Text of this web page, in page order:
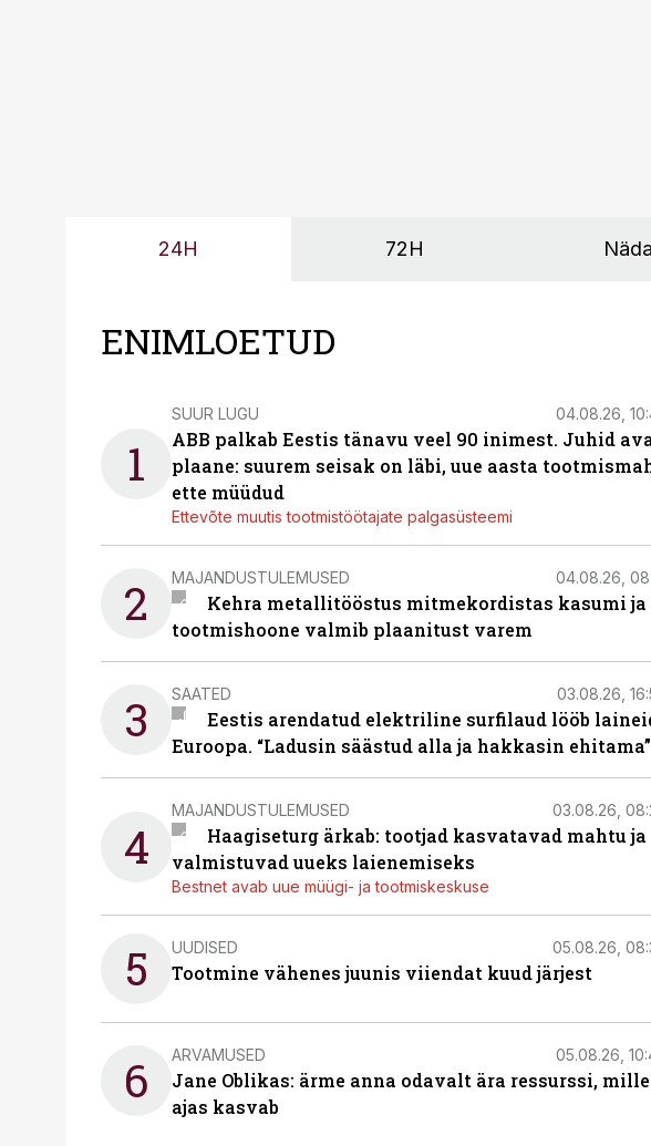
24H 72H
ENIMLOETUD
1
SUUR LUGU 04.08.26,
ABB palkab Eestis tänavu veel 90 inimest. Juhid
plaane: suurem seisak on läbi, uue aasta
ette müüdud
Ettevõte muutis tootmistöötajate palgasüsteemi
2 MAJANDUSTULEMUSED 04.08.26,
Kehra metallitööstus mitmekordistas kasumi ja
tootmishoone valmib plaanitust varem
3 SAATED 03.08.26,
Eestis arendatud elektriline surfilaud lööb
Euroopa. “Ladusin säästud alla ja hakkasin ehitama”
4
MAJANDUSTULEMUSED 03.08.26,
Haagiseturg ärkab: tootjad kasvatavad mahtu ja
valmistuvad uueks laienemiseks
Bestnet avab uue müügi- ja tootmiskeskuse
5 UUDISED 05.08.26,
Tootmine vähenes juunis viiendat kuud järjest
6 ARVAMUSED 05.08.26,
Jane Oblikas: ärme anna odavalt ära ressurssi,
ajas kasvab